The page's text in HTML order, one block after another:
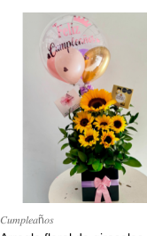
𝐶𝑢𝑚𝑝𝑙𝑒𝑎ñ𝑜𝑠